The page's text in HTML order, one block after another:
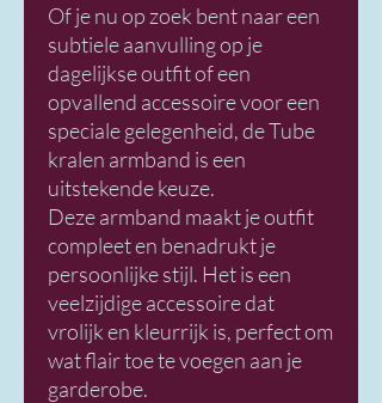
Of je nu op zoek bent naar een
subtiele aanvulling op je
dagelijkse outfit of een
opvallend accessoire voor een
speciale gelegenheid, de Tube
kralen armband is een
uitstekende keuze.
Deze armband maakt je outfit
compleet en benadrukt je
persoonlijke stijl. Het is een
veelzijdige accessoire dat
vrolijk en kleurrijk is, perfect om
wat flair toe te voegen aan je
garderobe.